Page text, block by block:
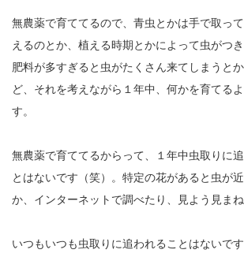
無農薬で育ててるので、青虫とかは手で取っ
えるのとか、植える時期とかによって虫がつき
肥料が多すぎると虫がたくさん来てしまうと
ど、それを考えながら１年中、何かを育てる
す。
無農薬で育ててるからって、１年中虫取りに
とはないです（笑）。特定の花があると虫が
か、インターネットで調べたり、見よう見まね
いつもいつも虫取りに追われることはないで